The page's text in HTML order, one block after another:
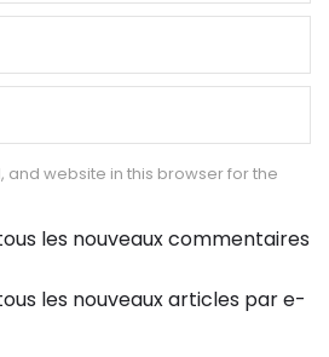
and website in this browser for the
les nouveaux commentaires
les nouveaux articles par e-